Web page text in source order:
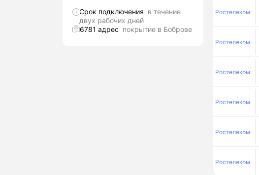
Срок подключения в течение
двух рабочих дней
6781 адрес покрытие в Боброве
Ростелеком
Ростелеком
Ростелеком
Ростелеком
Ростелеком
Ростелеком